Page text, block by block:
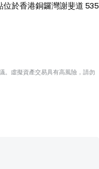
於香港銅鑼灣謝斐道 535
。虛擬資產交易具有高風險，請勿